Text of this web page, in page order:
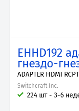
EHHD192
гнездо-
ADAPTER HDMI
Switchcraft Inc.
224 шт - 3-6